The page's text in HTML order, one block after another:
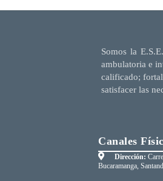
Somos la
ambulatoria e
calificado;
satisfacer las
Canales
Dirección:
Bucaramanga,